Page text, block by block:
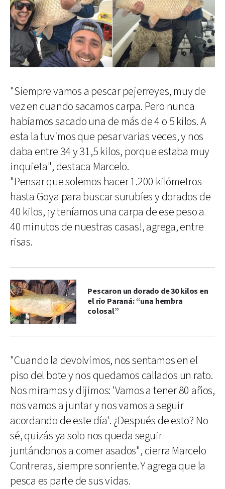
"Siempre vamos a pescar pejerreyes, muy de
vez en cuando sacamos carpa. Pero nunca
habíamos sacado una de más de 4 o 5 kilos. A
esta la tuvimos que pesar varias veces, y nos
daba entre 34 y 31,5 kilos, porque estaba muy
inquieta", destaca Marcelo.
"Pensar que solemos hacer 1.200 kilómetros
hasta Goya para buscar surubíes y dorados de
40 kilos, ¡y teníamos una carpa de ese peso a
40 minutos de nuestras casas!, agrega, entre
risas.
Pescaron un dorado de 30 kilos en
el río Paraná: “una hembra
colosal”
"Cuando la devolvimos, nos sentamos en el
piso del bote y nos quedamos callados un rato.
Nos miramos y dijimos: 'Vamos a tener 80 años,
nos vamos a juntar y nos vamos a seguir
acordando de este día'. ¿Después de esto? No
sé, quizás ya solo nos queda seguir
juntándonos a comer asados", cierra Marcelo
Contreras, siempre sonriente. Y agrega que la
pesca es parte de sus vidas.